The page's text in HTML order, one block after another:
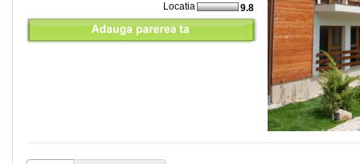
Locatia
9.8